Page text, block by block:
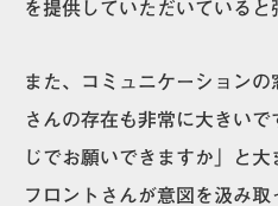
を提供していただいていると
また、コミュニケーション
さんの存在も非常に大きい
じでお願いできますか」と大
フロントさんが意図を汲み